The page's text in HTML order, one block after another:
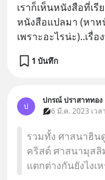
เราก็เห็นหนังสือที่เ
หนังสือแปลมา (หาห
เพราะอะไรน่ะ)..เรื่
1 บันทึก
ป
ปกรณ์ ปราสาททอง
6 มี.ค. 2023 เว
รวมทั้ง ศาสนาฮิ
คริสต์ ศาสนามุส
แตกต่างกันยังไงเ